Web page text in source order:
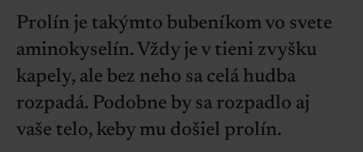
Prolín je takýmto bubeníkom vo svete
aminokyselín. Vždy je v tieni zvyšku
kapely, ale bez neho sa celá hudba
rozpadá. Podobne by sa rozpadlo aj
vaše telo, keby mu došiel prolín.